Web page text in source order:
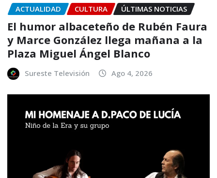
ACTUALIDAD CULTURA ÚLTIMAS NOTICIAS
El humor albaceteño de Rubén Faura
y Marce González llega mañana a la
Plaza Miguel Ángel Blanco
Sureste Televisión Ago 4, 2026